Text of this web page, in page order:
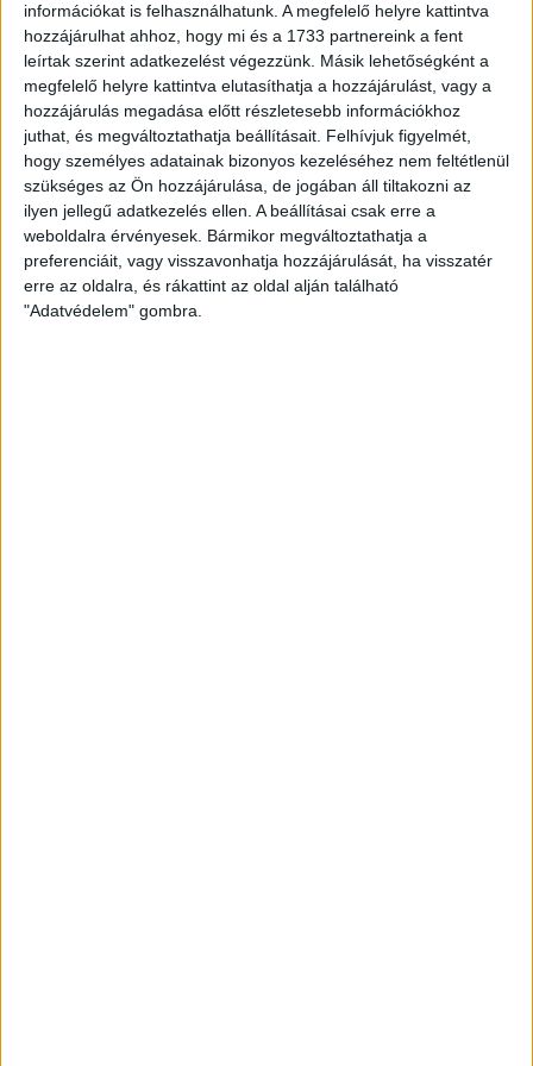
információkat is felhasználhatunk. A megfelelő helyre kattintva
hozzájárulhat ahhoz, hogy mi és a 1733 partnereink a fent
leírtak szerint adatkezelést végezzünk. Másik lehetőségként a
megfelelő helyre kattintva elutasíthatja a hozzájárulást, vagy a
hozzájárulás megadása előtt részletesebb információkhoz
juthat, és megváltoztathatja beállításait. Felhívjuk figyelmét,
hogy személyes adatainak bizonyos kezeléséhez nem feltétlenül
szükséges az Ön hozzájárulása, de jogában áll tiltakozni az
ilyen jellegű adatkezelés ellen. A beállításai csak erre a
weboldalra érvényesek. Bármikor megváltoztathatja a
preferenciáit, vagy visszavonhatja hozzájárulását, ha visszatér
erre az oldalra, és rákattint az oldal alján található
"Adatvédelem" gombra.
honlap eléréséhez használt böngészője beállításain keresztül,
azonban ilyen esetben, sütik nélkül nem tudja majd
maradéktalanul kihasználni a Weboldal minden funkcióját,
szolgáltatását, illetve ezek alkalmazása nélkül az üzemeltető
(Adatkezelő) sem tudja garantálni Önnek a Weboldal teljes
körű használatát.
Az oldalon használt sütik
Tájékoztatjuk, hogy ezek a sütik önmagukban nem tudják a
látogatót személy szerint beazonosítani.
Amire a jelen weboldal használja a sütiket:
azonosítja a szerver felé a munkamenetet, a keresők és